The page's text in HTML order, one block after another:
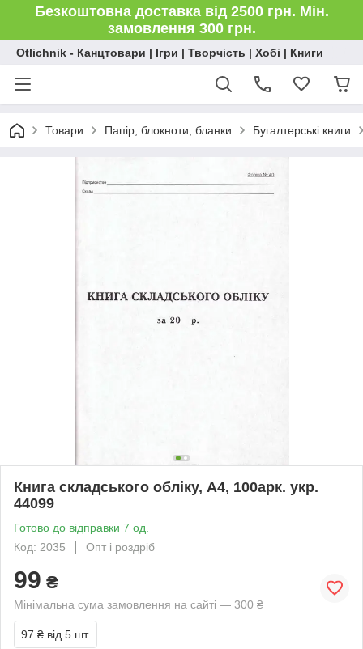
Безкоштовна доставка від 2500 грн. Мін.
замовлення 300 грн.
Otlichnik - Канцтовари | Ігри | Творчість | Хобі | Книги
Товари Папір, блокноти, бланки Бугалтерські книги
Книга складського обліку, А4, 100арк. укр.
44099
Готово до відправки 7 од.
Код: 2035
Опт і роздріб
99 ₴
Мінімальна сума замовлення на сайті — 300 ₴
97 ₴ від 5 шт.